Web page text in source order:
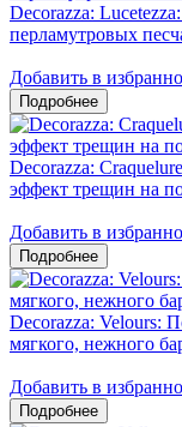
Decorazza:
перламутровых
Добавить в
Decorazza:
эффект трещин на
Добавить в
Decorazza: Velours:
мягкого, нежного
Добавить в